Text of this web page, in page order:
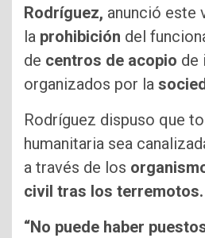
Rodríguez, anunció este
la prohibición del
de centros de acopio de
organizados por la
Rodríguez dispuso que
humanitaria sea
a través de los
civil tras los terremotos.
“No puede haber